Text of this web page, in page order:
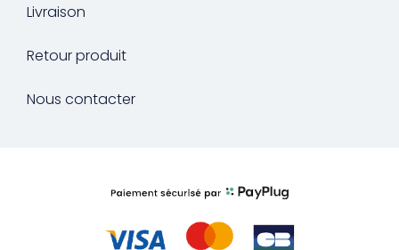
Livraison
Retour produit
Nous contacter